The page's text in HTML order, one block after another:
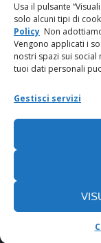
Usa il pulsante
solo alcuni tipi di
Policy Non
Vengono applicati i
nostri spazi sui
tuoi dati personali
Gestisci servizi
Regolamento
giudiziari
Amministrazione
Cookie Policy (UE)